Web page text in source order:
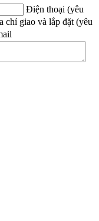
Điện thoại (yêu
chỉ giao và lắp đặt (yêu